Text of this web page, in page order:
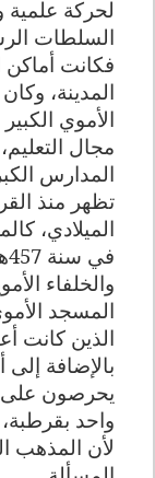
لحركة
السلطات
فكانت
المدينة،
الأموي
مجال
المدارس
تظهر منذ
الميلادي،
والخلفاء
المسجد
الذين كانت
بالإضافة إلى
يحرصون على
واحد
لأن المذهب